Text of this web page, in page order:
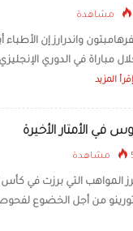
واندرارز إن
مباراة في الدوري
إقرأ المزيد
في الأمتار الأخيرة
تورينو من أجل الخضوع